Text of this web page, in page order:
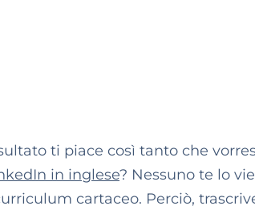
ti piace così tanto che
in inglese? Nessuno te lo
cartaceo. Perciò,